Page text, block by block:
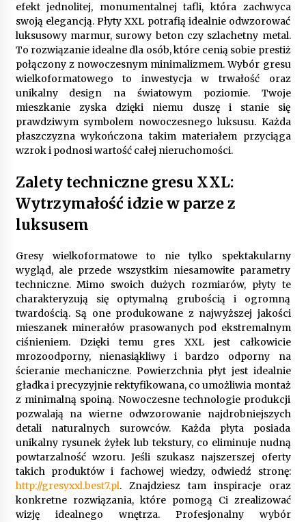
9 miesięcy ago
Startpolish w praktyce – jak szybko przyswajać
nowy język?
10 miesięcy ago
Zakopane: apartament z basenem dla
wymagających
10 miesięcy ago
zakupowy
11 miesięcy ago
12 miesięcy ago
Gruntowa czy powietrzna pompa ciepła – co
wybrać do ogrzewania domu?
1 rok ago
efekt jednolitej, monumentalnej tafli, która zachwyca
swoją elegancją. Płyty XXL potrafią idealnie odwzorować
luksusowy marmur, surowy beton czy szlachetny metal.
To rozwiązanie idealne dla osób, które cenią sobie prestiż
połączony z nowoczesnym minimalizmem. Wybór gresu
wielkoformatowego to inwestycja w trwałość oraz
unikalny design na światowym poziomie. Twoje
mieszkanie zyska dzięki niemu duszę i stanie się
prawdziwym symbolem nowoczesnego luksusu. Każda
płaszczyzna wykończona takim materiałem przyciąga
wzrok i podnosi wartość całej nieruchomości.
Zalety techniczne gresu XXL:
Wytrzymałość idzie w parze z
luksusem
Gresy wielkoformatowe to nie tylko spektakularny
wygląd, ale przede wszystkim niesamowite parametry
techniczne. Mimo swoich dużych rozmiarów, płyty te
charakteryzują się optymalną grubością i ogromną
twardością. Są one produkowane z najwyższej jakości
mieszanek minerałów prasowanych pod ekstremalnym
ciśnieniem. Dzięki temu gres XXL jest całkowicie
mrozoodporny, nienasiąkliwy i bardzo odporny na
ścieranie mechaniczne. Powierzchnia płyt jest idealnie
gładka i precyzyjnie rektyfikowana, co umożliwia montaż
z minimalną spoiną. Nowoczesne technologie produkcji
pozwalają na wierne odwzorowanie najdrobniejszych
detali naturalnych surowców. Każda płyta posiada
unikalny rysunek żyłek lub tekstury, co eliminuje nudną
powtarzalność wzoru. Jeśli szukasz najszerszej oferty
takich produktów i fachowej wiedzy, odwiedź stronę:
http://gresyxxl.best7.pl. Znajdziesz tam inspiracje oraz
konkretne rozwiązania, które pomogą Ci zrealizować
wizję idealnego wnętrza. Profesjonalny wybór